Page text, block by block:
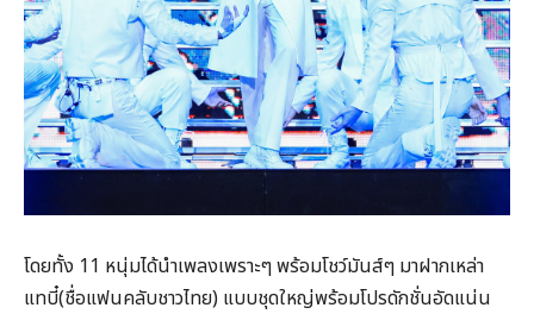
โดยทั้ง 11 หนุ่มได้นำเพลงเพราะๆ พร้อมโชว์มันส์ๆ มาฝากเหล่า
แทบี๋(ชื่อแฟนคลับชาวไทย) แบบชุดใหญ่พร้อมโปรดักชั่นอัดแน่น